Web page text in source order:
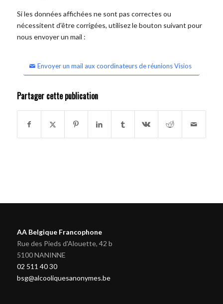
Si les données affichées ne sont pas correctes ou
nécessitent d'être corrigées, utilisez le bouton suivant pour
nous envoyer un mail :
Envoyer un mail aux coordinateurs de réunions Visios
Partager cette publication
AA Belgique Francophone
Rue des Pieds d'Alouette, 42 b
5100 NANINNE
02 511 40 30
bsg@alcooliquesanonymes.be